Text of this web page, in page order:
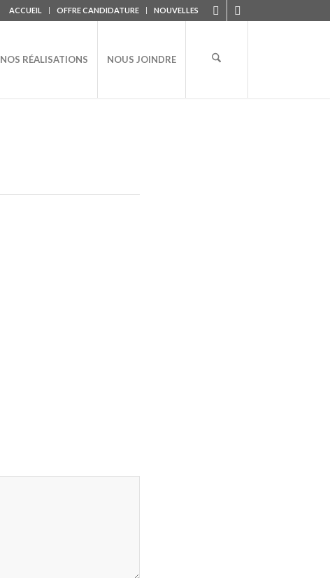
ACCUEIL OFFRE CANDIDATURE NOUVELLES
NOS RÉALISATIONS NOUS JOINDRE